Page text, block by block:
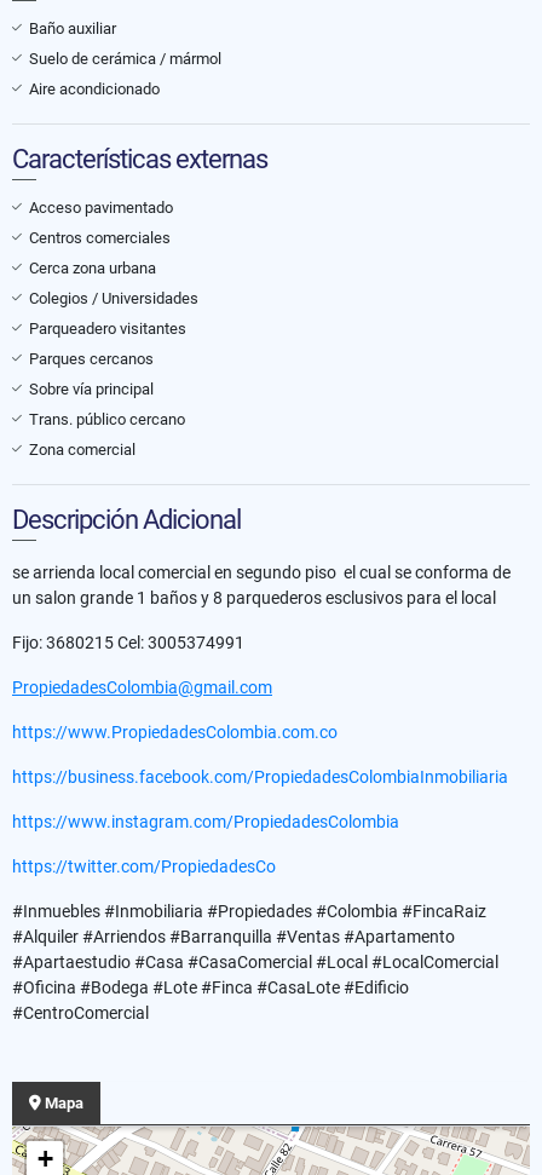
Baño auxiliar
Suelo de cerámica / mármol
Aire acondicionado
Características externas
Acceso pavimentado
Centros comerciales
Cerca zona urbana
Colegios / Universidades
Parqueadero visitantes
Parques cercanos
Sobre vía principal
Trans. público cercano
Zona comercial
Descripción Adicional
se arrienda local comercial en segundo piso el cual se conforma de
un salon grande 1 baños y 8 parquederos esclusivos para el local
Fijo: 3680215 Cel: 3005374991
PropiedadesColombia@gmail.com
https://www.PropiedadesColombia.com.co
https://business.facebook.com/PropiedadesColombiaInmobiliaria
https://www.instagram.com/PropiedadesColombia
https://twitter.com/PropiedadesCo
#Inmuebles #Inmobiliaria #Propiedades #Colombia #FincaRaiz
#Alquiler #Arriendos #Barranquilla #Ventas #Apartamento
#Apartaestudio #Casa #CasaComercial #Local #LocalComercial
#Oficina #Bodega #Lote #Finca #CasaLote #Edificio
#CentroComercial
Mapa
+